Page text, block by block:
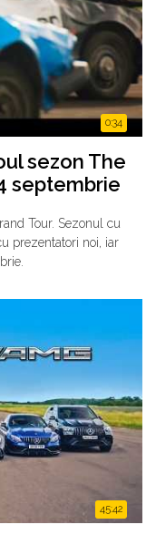
0:34
sezon The
septembrie
Tour. Sezonul cu
prezentatori noi, iar
45:42